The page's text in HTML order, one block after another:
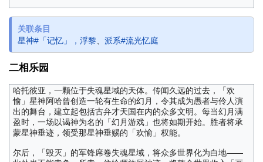
关联条目
星神#「记忆」，浮黎
派系#流光忆庭
二相乐园
哈托彼亚，一颗位于失魂星域的天体。传闻久远的过去，「欢
愉」星神阿哈曾创造一轮有生命的幻月，令其成为愚者与伶人演
出的舞台，建立起包括古弁才天国在内的众多文明。每当幻月满
盈时，一场以谒神为名的「幻月游戏」也将如期开始。胜者将承
蒙星神垂迹，领受那星神垂赐的「欢愉」权能。
尔后，「毁灭」的军锋席卷失魂星域，将众多世界化为白地——